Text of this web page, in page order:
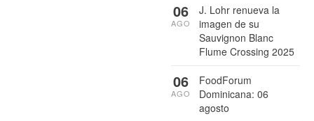
J. Lohr renueva la
imagen de su
Sauvignon Blanc
Flume Crossing 2025
06
AGO
FoodForum
Dominicana: 06
agosto
06
AGO